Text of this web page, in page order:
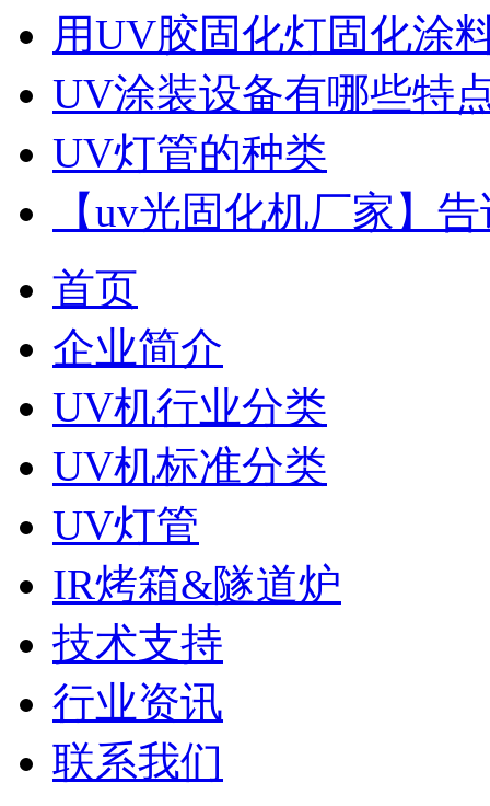
用UV胶固化灯固化涂
UV涂装设备有哪些特
UV灯管的种类
【uv光固化机厂家】
首页
企业简介
UV机行业分类
UV机标准分类
UV灯管
IR烤箱&隧道炉
技术支持
行业资讯
联系我们